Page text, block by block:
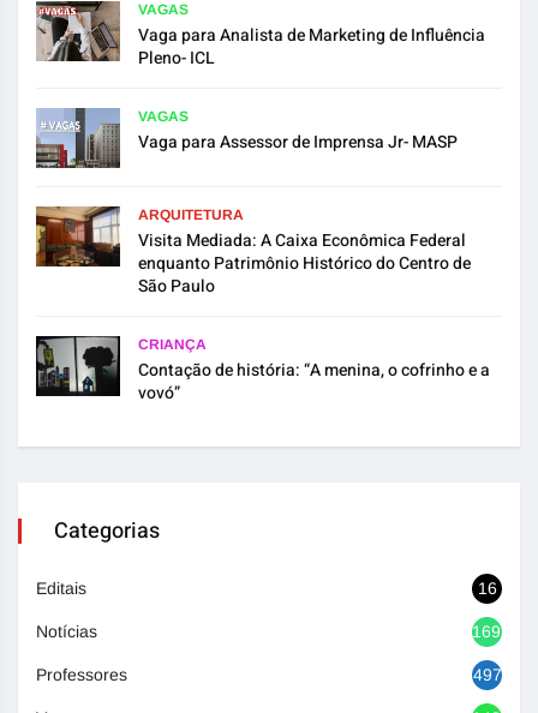
VAGAS
Vaga para Analista de Marketing de Influência
Pleno- ICL
VAGAS
Vaga para Assessor de Imprensa Jr- MASP
ARQUITETURA
Visita Mediada: A Caixa Econômica Federal
enquanto Patrimônio Histórico do Centro de
São Paulo
CRIANÇA
Contação de história: “A menina, o cofrinho e a
vovó”
Categorias
Editais 16
Notícias 1692
Professores 497